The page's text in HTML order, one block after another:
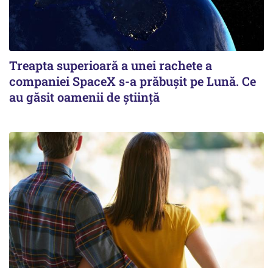
Treapta superioară a unei rachete a
companiei SpaceX s-a prăbușit pe Lună. Ce
au găsit oamenii de știință